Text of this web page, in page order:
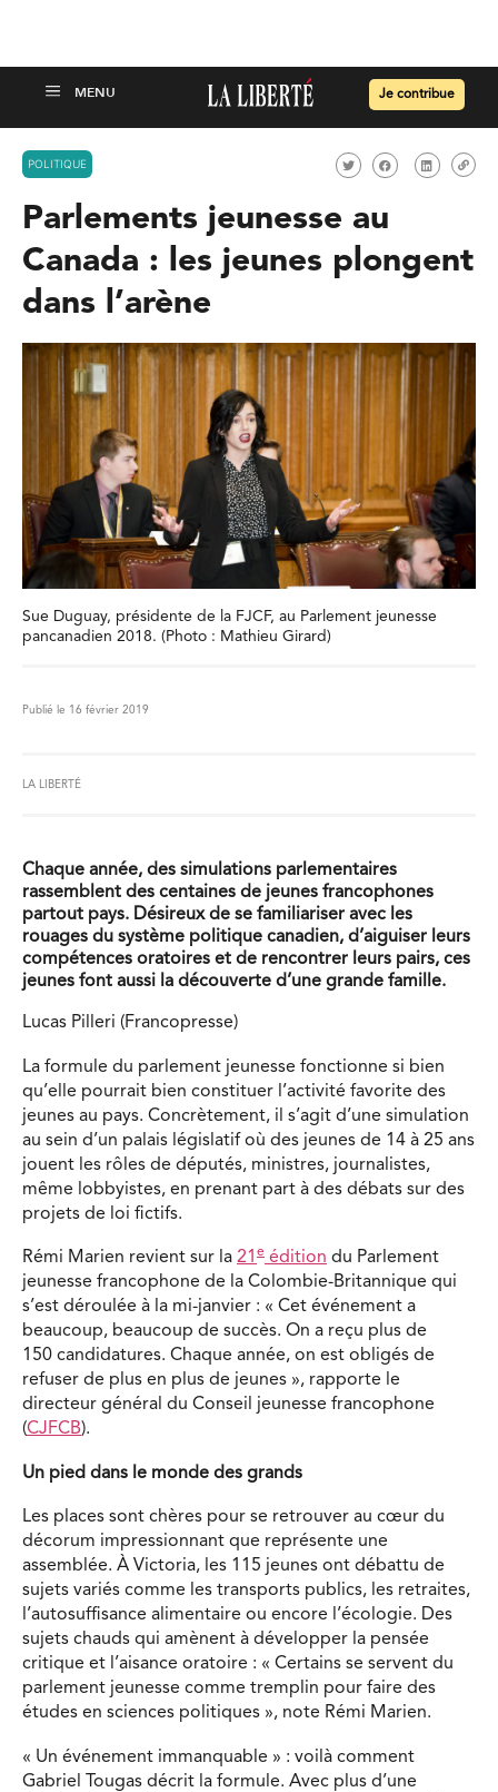
Je contribue
POLITIQUE
Parlements jeunesse au
Canada : les jeunes plongent
dans l’arène
Sue Duguay, présidente de la FJCF, au Parlement jeunesse
pancanadien 2018. (Photo : Mathieu Girard)
Publié le 16 février 2019
LA LIBERTÉ
Chaque année, des simulations parlementaires
rassemblent des centaines de jeunes francophones
partout pays. Désireux de se familiariser avec les
rouages du système politique canadien, d’aiguiser leurs
compétences oratoires et de rencontrer leurs pairs, ces
jeunes font aussi la découverte d’une grande famille.
Lucas Pilleri (Francopresse)
La formule du parlement jeunesse fonctionne si bien
qu’elle pourrait bien constituer l’activité favorite des
jeunes au pays. Concrètement, il s’agit d’une simulation
au sein d’un palais législatif où des jeunes de 14 à 25 ans
jouent les rôles de députés, ministres, journalistes,
même lobbyistes, en prenant part à des débats sur des
projets de loi fictifs.
Rémi Marien revient sur la 21 e édition du Parlement
jeunesse francophone de la Colombie-Britannique qui
s’est déroulée à la mi-janvier : « Cet événement a
beaucoup, beaucoup de succès. On a reçu plus de
150 candidatures. Chaque année, on est obligés de
refuser de plus en plus de jeunes », rapporte le
directeur général du Conseil jeunesse francophone
(CJFCB).
Un pied dans le monde des grands
Les places sont chères pour se retrouver au cœur du
décorum impressionnant que représente une
assemblée. À Victoria, les 115 jeunes ont débattu de
sujets variés comme les transports publics, les retraites,
l’autosuffisance alimentaire ou encore l’écologie. Des
sujets chauds qui amènent à développer la pensée
critique et l’aisance oratoire : « Certains se servent du
parlement jeunesse comme tremplin pour faire des
études en sciences politiques », note Rémi Marien.
« Un événement immanquable » : voilà comment
Gabriel Tougas décrit la formule. Avec plus d’une